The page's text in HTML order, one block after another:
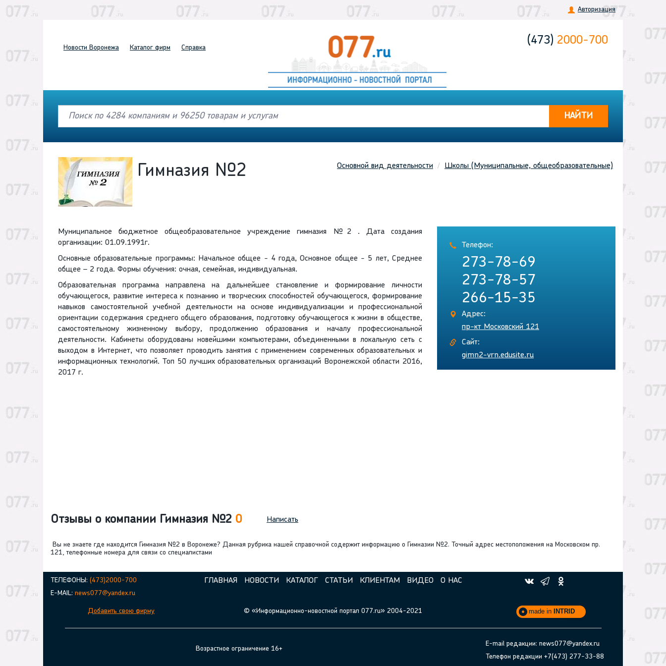
Авторизация
Новости Воронежа Каталог фирм Справка
(473) 2000-700
НАЙТИ
Основной вид деятельности Школы (Муниципальные, общеобразовательные)
Гимназия №2
Муниципальное бюджетное общеобразовательное учреждение гимназия №2 . Дата создания
организации: 01.09.1991г.
Основные образовательные программы: Начальное общее - 4 года, Основное общее - 5 лет, Среднее
общее – 2 года. Формы обучения: очная, семейная, индивидуальная.
Образовательная программа направлена на дальнейшее становление и формирование личности
обучающегося, развитие интереса к познанию и творческих способностей обучающегося, формирование
навыков самостоятельной учебной деятельности на основе индивидуализации и профессиональной
ориентации содержания среднего общего образования, подготовку обучающегося к жизни в обществе,
самостоятельному жизненному выбору, продолжению образования и началу профессиональной
деятельности. Кабинеты оборудованы новейшими компьютерами, объединенными в локальную сеть с
выходом в Интернет, что позволяет проводить занятия с применением современных образовательных и
информационных технологий. Топ 50 лучших образовательных организаций Воронежской области 2016,
2017 г.
Телефон:
273-78-69
273-78-57
266-15-35
Адрес:
пр-кт Московский 121
Сайт:
gimn2-vrn.edusite.ru
Отзывы о компании Гимназия №2 0 Написать
Вы не знаете где находится Гимназия №2 в Воронеже? Данная рубрика нашей справочной содержит информацию о Гимназии №2. Точный адрес местоположения на Московском пр.
121, телефонные номера для связи со специалистами
ТЕЛЕФОНЫ: (473)2000-700
E-MAIL: news077@yandex.ru
Добавить свою фирму
ГЛАВНАЯ НОВОСТИ КАТАЛОГ СТАТЬИ КЛИЕНТАМ ВИДЕО О НАС
© «Информационно-новостной портал 077.ru» 2004-2021 made in INTRID
Возрастное ограничение 16+
E-mail редакции: news077@yandex.ru
Телефон редакции +7(473) 277-33-88